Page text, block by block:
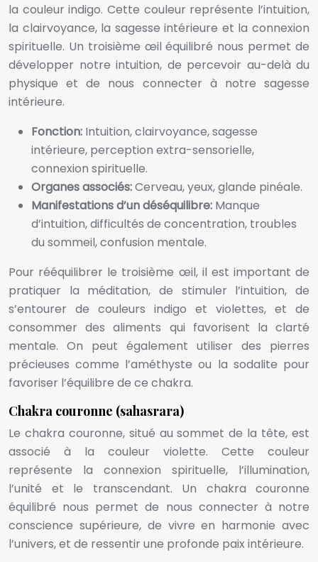
la couleur indigo. Cette couleur représente l’intuition,
la clairvoyance, la sagesse intérieure et la connexion
spirituelle. Un troisième œil équilibré nous permet de
développer notre intuition, de percevoir au-delà du
physique et de nous connecter à notre sagesse
intérieure.
Fonction: Intuition, clairvoyance, sagesse
intérieure, perception extra-sensorielle,
connexion spirituelle.
Organes associés:Cerveau, yeux, glande pinéale.
Manifestations d’un déséquilibre: Manque
d’intuition, difficultés de concentration, troubles
du sommeil, confusion mentale.
Pour rééquilibrer le troisième œil, il est important de
pratiquer la méditation, de stimuler l’intuition, de
s’entourer de couleurs indigo et violettes, et de
consommer des aliments qui favorisent la clarté
mentale. On peut également utiliser des pierres
précieuses comme l’améthyste ou la sodalite pour
favoriser l’équilibre de ce chakra.
Chakra couronne (sahasrara)
Le chakra couronne, situé au sommet de la tête, est
associé à la couleur violette. Cette couleur
représente la connexion spirituelle, l’illumination,
l’unité et le transcendant. Un chakra couronne
équilibré nous permet de nous connecter à notre
conscience supérieure, de vivre en harmonie avec
l’univers, et de ressentir une profonde paix intérieure.